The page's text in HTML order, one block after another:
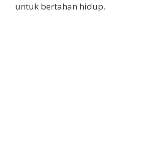
untuk bertahan hidup.